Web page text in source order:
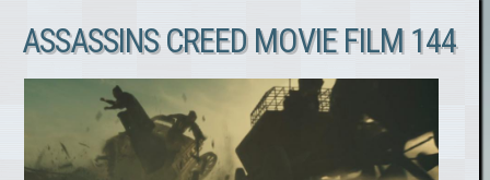
ASSASSINS CREED MOVIE FILM 144